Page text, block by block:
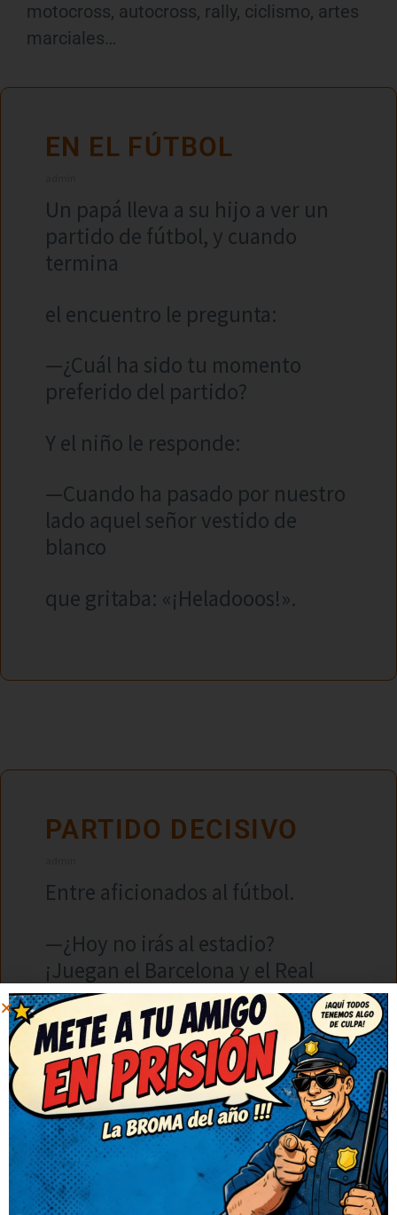
motocross, autocross, rally, ciclismo, artes
marciales…
EN EL FÚTBOL
Un papá lleva a su hijo a ver un
partido de fútbol, y cuando
termina
el encuentro le pregunta:
—¿Cuál ha sido tu momento
preferido del partido?
Y el niño le responde:
—Cuando ha pasado por nuestro
lado aquel señor vestido de
blanco
que gritaba: «¡Heladooos!».
PARTIDO DECISIVO
Entre aficionados al fútbol.
—¿Hoy no irás al estadio?
¡Juegan el Barcelona y el Real
Madrid!
—¿Para qué?, ¡ya vi el partido el
año pasado…!